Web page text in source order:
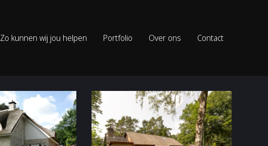
Zo kunnen wij jou helpen Portfolio Over ons Contact